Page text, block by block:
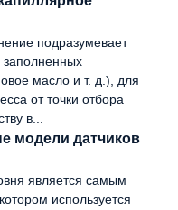
подразумевает
заполненных
масло и т. д.), для
от точки отбора
в...
модели датчиков
является самым
используется